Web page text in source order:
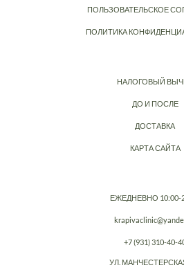
ПОЛЬЗОВАТЕЛЬСКОЕ
ПОЛИТИКА
НАЛОГОВЫЙ
ДО И ПОСЛЕ
ДОСТАВКА
КАРТА САЙТА
ЕЖЕДНЕВНО 10:00-
+7 (931) 310-40-
УЛ.